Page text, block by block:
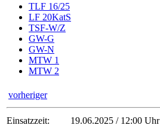
TLF 16/25
LF 20KatS
TSF-W/Z
GW-G
GW-N
MTW 1
MTW 2
vorheriger
Einsatzzeit:
19.06.2025 / 12:00 Uhr